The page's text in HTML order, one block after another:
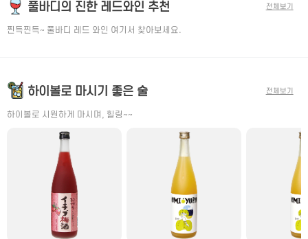
전체보기
풀바디의 진한 레드와인 추천
찐득찐득~ 풀바디 레드 와인 여기서 찾아보세요.
전체보기
하이볼로 마시기 좋은 술
하이볼로 시원하게 마시며, 힐링~~